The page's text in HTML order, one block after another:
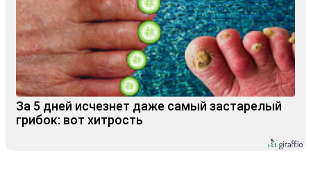
За 5 дней исчезнет даже самый застарелый
грибок: вот хитрость